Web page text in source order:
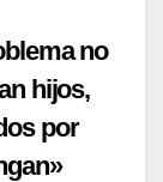
no
hijos,
por